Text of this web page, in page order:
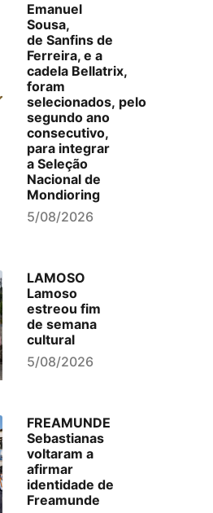
Emanuel
Sousa,
de Sanfins de
Ferreira, e a
cadela Bellatrix,
foram
selecionados, pelo
segundo ano
consecutivo,
para integrar
a Seleção
Nacional de
Mondioring
5/08/2026
LAMOSO
Lamoso
estreou fim
de semana
cultural
5/08/2026
FREAMUNDE
Sebastianas
voltaram a
afirmar
identidade de
Freamunde